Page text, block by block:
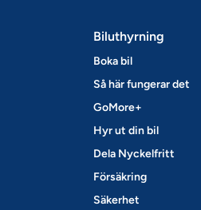
Biluthyrning
Boka bil
Så här fungerar det
GoMore+
Hyr ut din bil
Dela Nyckelfritt
Försäkring
Säkerhet